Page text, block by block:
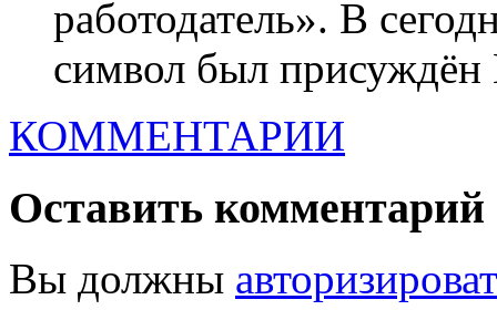
работодатель». В
символ был
КОММЕНТАРИИ
Оставить комментарий
Вы должны